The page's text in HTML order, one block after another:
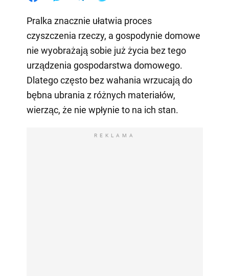
Pralka znacznie ułatwia proces
czyszczenia rzeczy, a gospodynie domowe
nie wyobrażają sobie już życia bez tego
urządzenia gospodarstwa domowego.
Dlatego często bez wahania wrzucają do
bębna ubrania z różnych materiałów,
wierząc, że nie wpłynie to na ich stan.
REKLAMA